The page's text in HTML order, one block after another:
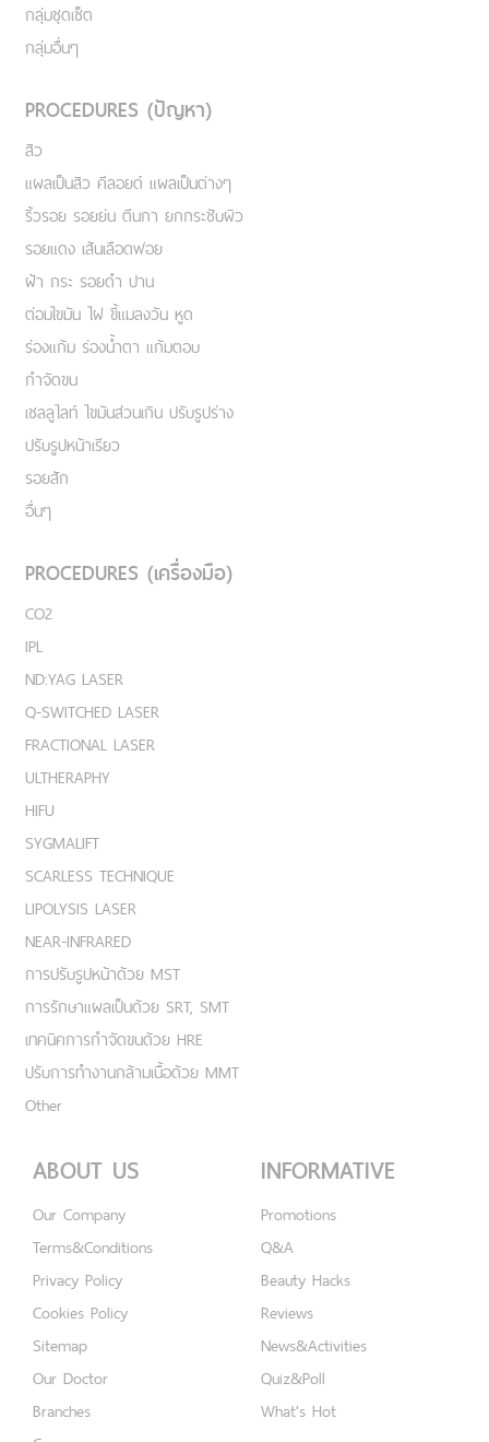
กลุ่มชุดเซ็ต
กลุ่มอื่นๆ
PROCEDURES (ปัญหา)
สิว
แผลเป็นสิว คีลอยด์ แผลเป็นต่างๆ
ริ้วรอย รอยย่น ตีนกา ยกกระชับผิว
รอยแดง เส้นเลือดฟอย
ฝ้า กระ รอยดำ ปาน
ต่อมไขมัน ไฝ ขี้แมลงวัน หูด
ร่องแก้ม ร่องน้ำตา แก้มตอบ
กำจัดขน
เชลลูไลท์ ไขมันส่วนเกิน ปรับรูปร่าง
ปรับรูปหน้าเรียว
รอยสัก
อื่นๆ
PROCEDURES (เครื่องมือ)
CO2
IPL
ND:YAG LASER
Q-SWITCHED LASER
FRACTIONAL LASER
ULTHERAPHY
HIFU
SYGMALIFT
SCARLESS TECHNIQUE
LIPOLYSIS LASER
NEAR-INFRARED
การปรับรูปหน้าด้วย MST
การรักษาแผลเป็นด้วย SRT, SMT
เทคนิคการกำจัดขนด้วย HRE
ปรับการทำงานกล้ามเนื้อด้วย MMT
Other
ABOUT US
Our Company
Terms&Conditions
Privacy Policy
Cookies Policy
Sitemap
Our Doctor
Branches
INFORMATIVE
Promotions
Q&A
Beauty Hacks
Reviews
News&Activities
Quiz&Poll
What's Hot